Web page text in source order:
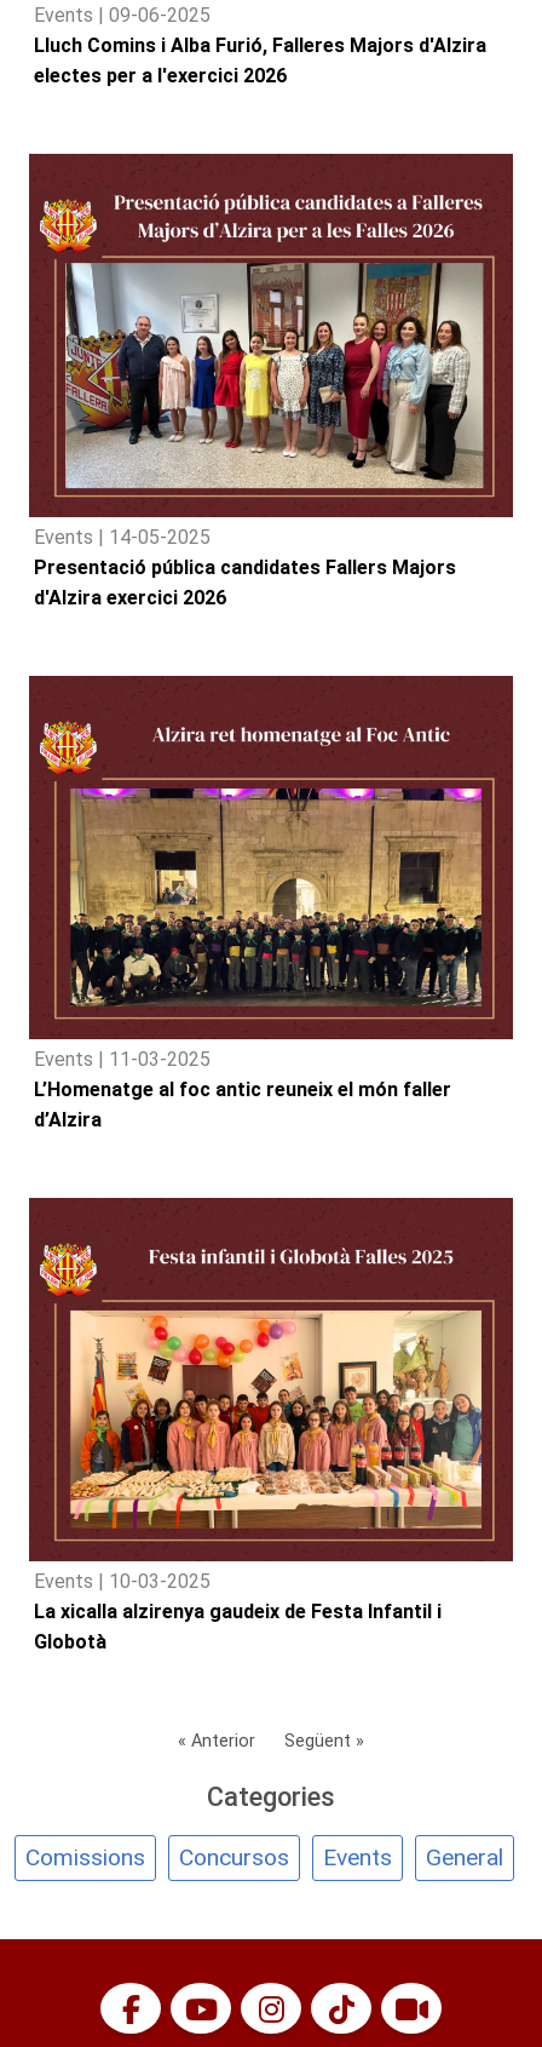
Events | 09-06-2025
Lluch Comins i Alba Furió, Falleres Majors d'Alzira
electes per a l'exercici 2026
Events | 14-05-2025
Presentació pública candidates Fallers Majors
d'Alzira exercici 2026
Events | 11-03-2025
L’Homenatge al foc antic reuneix el món faller
d’Alzira
Events | 10-03-2025
La xicalla alzirenya gaudeix de Festa Infantil i
Globotà
« Anterior Següent »
Categories
Comissions Concursos Events General